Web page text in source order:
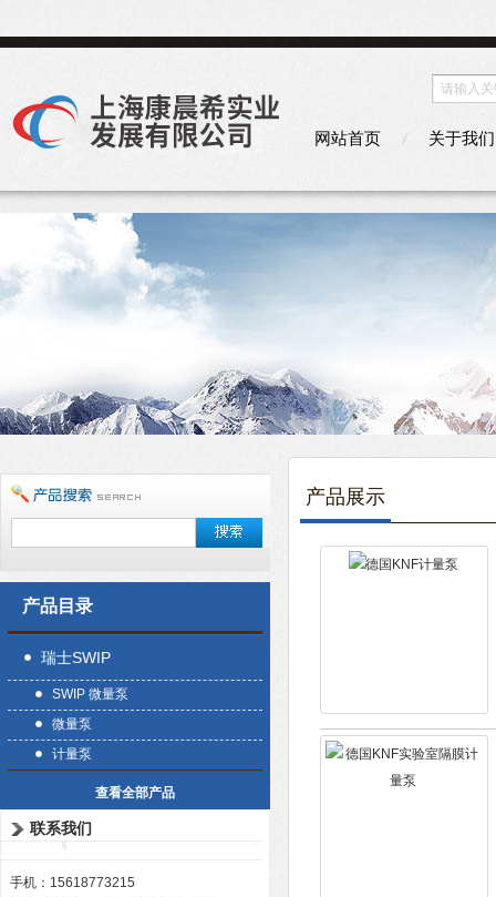
网站首页 关于我们
产品目录
瑞士SWIP
SWIP 微量泵
微量泵
计量泵
查看全部产品
联系我们
手机：15618773215
产品展示